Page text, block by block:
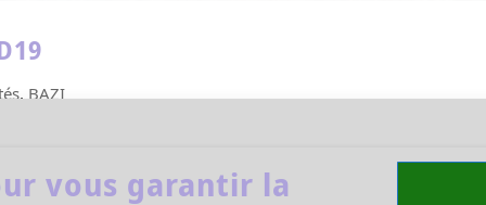
vous garantir la
,BAZI
énergétique du Cochon de Terre. Rappel :